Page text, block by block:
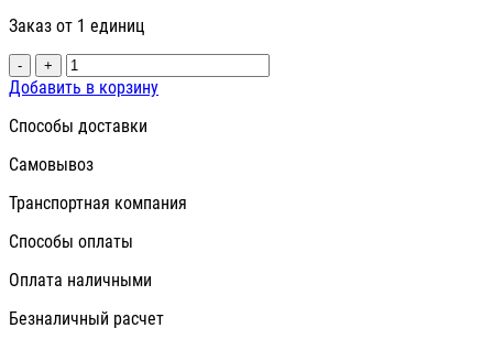
Заказ от 1 единиц
- +
Добавить в корзину
Способы доставки
Самовывоз
Транспортная компания
Способы оплаты
Оплата наличными
Безналичный расчет